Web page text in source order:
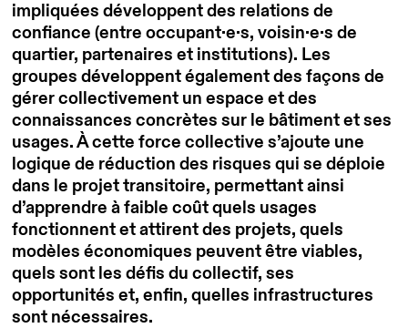
impliquées développent des relations de
confiance (entre occupant·e·s, voisin·e·s de
quartier, partenaires et institutions). Les
groupes développent également des façons de
gérer collectivement un espace et des
connaissances concrètes sur le bâtiment et ses
usages. À cette force collective s’ajoute une
logique de réduction des risques qui se déploie
dans le projet transitoire, permettant ainsi
d’apprendre à faible coût quels usages
fonctionnent et attirent des projets, quels
modèles économiques peuvent être viables,
quels sont les défis du collectif, ses
opportunités et, enfin, quelles infrastructures
sont nécessaires.